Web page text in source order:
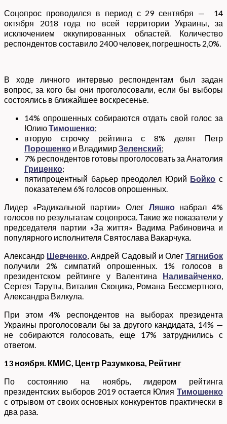
Соцопрос проводился в период с 29 сентября — 14
октября 2018 года по всей территории Украины, за
исключением оккупированных областей. Количество
респондентов составило 2400 человек, погрешность 2,0%.
В ходе личного интервью респондентам был задан
вопрос, за кого бы они проголосовали, если бы выборы
состоялись в ближайшее воскресенье.
14% опрошенных собираются отдать свой голос за
ЮлиюТимошенко;
вторую строчку рейтинга с 8% делят Петр
Порошенко и ВладимирЗеленский;
7% респондентов готовы проголосовать за Анатолия
Гриценко;
пятипроцентный барьер преодолел Юрий Бойко с
показателем 6% голосов опрошенных.
Лидер «Радикальной партии» Олег Ляшконабрал 4%
голосов по результатам соцопроса. Такие же показатели у
председателя партии «За життя» Вадима Рабиновича и
популярного исполнителя Святослава Вакарчука.
Александр Шевченко, Андрей Садовый и ОлегТягнибок
получили 2% симпатий опрошенных. 1% голосов в
президентском рейтинге у Валентина Наливайченко,
Сергея Таруты, Виталия Скоцика, Романа Бессмертного,
Александра Вилкула.
При этом 4% респондентов на выборах президента
Украины проголосовали бы за другого кандидата, 14% —
не собираются голосовать, еще 17% затруднились с
ответом.
13 ноября. КМИС, Центр Разумкова, Рейтинг
По состоянию на ноябрь, лидером рейтинга
президентских выборов 2019 остается Юлия Тимошенко
с отрывом от своих основных конкурентов практически в
два раза.